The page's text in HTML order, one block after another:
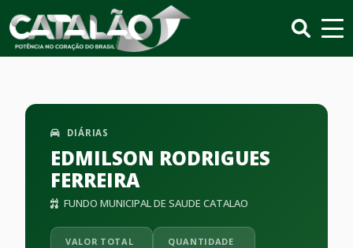
DIÁRIAS
EDMILSON RODRIGUES
FERREIRA
FUNDO MUNICIPAL DE SAUDE CATALAO
VALOR TOTAL QUANTIDADE